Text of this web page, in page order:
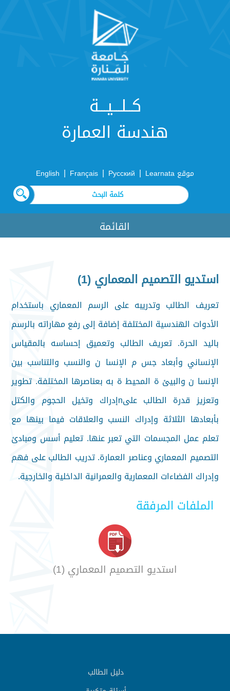
كــلـــيـــة
هندسة العمارة
موقع Learnata |
Русский
|
Français
|
English
القائمة
استديو التصميم المعماري (1)
تعريف الطالب وتدريبه على الرسم المعماري باستخدام
الأدوات الهندسية المختلفة إضافة إلى رفع مهاراته بالرسم
باليد الحرة. تعريف الطالب وتعميق إحساسه بالمقياس
الإنساني وأبعاد جس م الإنسا ن والنسب والتناسب بين
الإنسا ن والبيئ ة المحيط ة به بعناصرها المختلفة. تطوير
وتعزيز قدرة الطالب علىn إدراك وتخيل الحجوم والكتل
بأبعادها الثلاثة وإدراك النسب والعلاقات فيما بينها مع
تعلم عمل المجسمات التي تعبر عنها. تعليم أسس ومبادئ
التصميم المعماري وعناصر العمارة. تدريب الطالب على فهم
وإدراك الفضاءات المعمارية والعمرانية الداخلية والخارجية.
الملفات المرفقة
استديو التصميم المعماري (1)
دليل الطالب